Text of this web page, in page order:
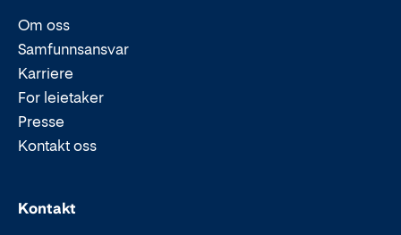
Om oss
Samfunnsansvar
Karriere
For leietaker
Presse
Kontakt oss
Kontakt
Epost:
Telefon: